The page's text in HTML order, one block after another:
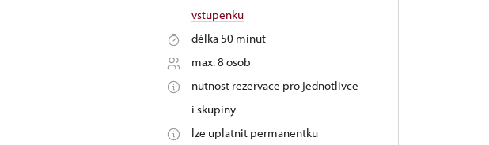
vstupenku
délka 50 minut
max. 8 osob
nutnost rezervace pro jednotlivce
i skupiny
lze uplatnit permanentku